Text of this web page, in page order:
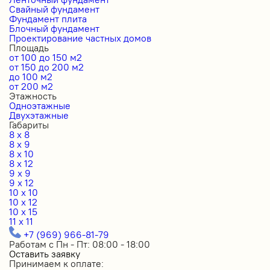
Свайный фундамент
Фундамент плита
Блочный фундамент
Проектирование частных домов
Площадь
от 100 до 150 м2
от 150 до 200 м2
до 100 м2
от 200 м2
Этажность
Одноэтажные
Двухэтажные
Габариты
8 x 8
8 x 9
8 x 10
8 x 12
9 x 9
9 x 12
10 x 10
10 x 12
10 x 15
11 x 11
+7 (969) 966-81-79
Работам с Пн - Пт: 08:00 - 18:00
Оставить заявку
Принимаем к оплате: